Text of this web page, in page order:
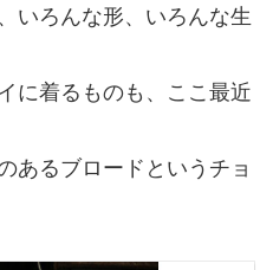
いろんな形、いろんな生
に着るものも、ここ最近
あるブロードというチョ